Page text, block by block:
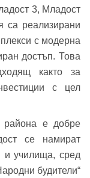
3, Младост
реализирани
с модерна
достъп. Това
както за
с цел
района е добре
се намират
и училища, сред
будители“